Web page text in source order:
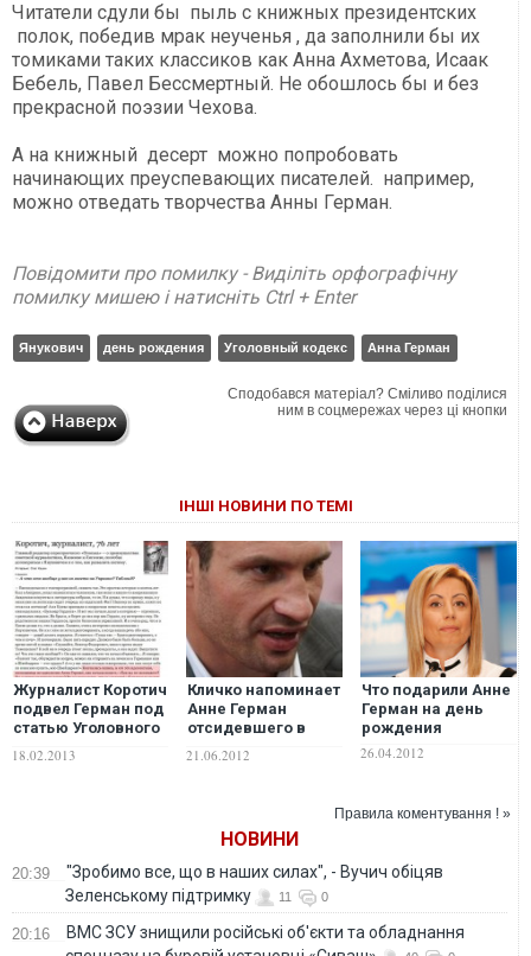
Читатели сдули бы пыль с книжных президентских
полок, победив мрак неученья , да заполнили бы их
томиками таких классиков как Анна Ахметова, Исаак
Бебель, Павел Бессмертный. Не обошлось бы и без
прекрасной поэзии Чехова.
А на книжный десерт можно попробовать
начинающих преуспевающих писателей. например,
можно отведать творчества Анны Герман.
Повідомити про помилку - Виділіть орфографічну
помилку мишею і натисніть Ctrl + Enter
Янукович день рождения Уголовный кодекс Анна Герман
Сподобався матеріал? Сміливо поділися
ним в соцмережах через ці кнопки
ІНШІ НОВИНИ ПО ТЕМІ
Журналист Коротич
подвел Герман под
статью Уголовного
18.02.2013
Кличко напоминает
Анне Герман
отсидевшего в
21.06.2012
Что подарили Анне
Герман на день
рождения
26.04.2012
Правила коментування ! »
НОВИНИ
20:39
"Зробимо все, що в наших силах", - Вучич обіцяв
Зеленському підтримку
11 0
20:16
ВМС ЗСУ знищили російські об'єкти та обладнання